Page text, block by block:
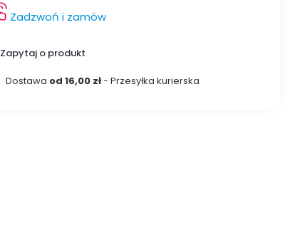
Zadzwoń i zamów
Zapytaj o produkt
Dostawa od 16,00 zł- Przesyłka kurierska